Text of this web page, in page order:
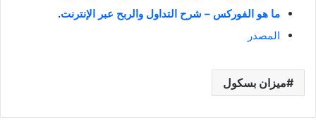
ما هو الفوركس – شرح التداول والربح عبر الإنترنت.
المصدر
ميزان بسكول